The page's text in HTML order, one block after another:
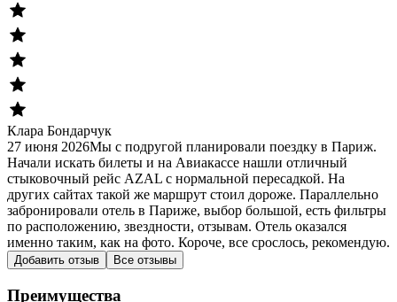
Клара Бондарчук
27 июня 2026Мы с подругой планировали поездку в Париж.
Начали искать билеты и на Авиакассе нашли отличный
стыковочный рейс AZAL с нормальной пересадкой. На
других сайтах такой же маршрут стоил дороже. Параллельно
забронировали отель в Париже, выбор большой, есть фильтры
по расположению, звездности, отзывам. Отель оказался
именно таким, как на фото. Короче, все срослось, рекомендую.
Добавить отзыв Все отзывы
Преимущества